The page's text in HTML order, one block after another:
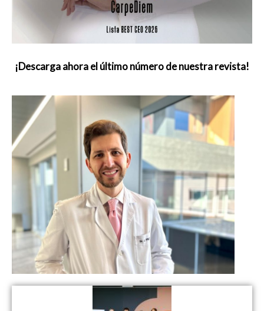
¡Descarga ahora el último número de nuestra revista!